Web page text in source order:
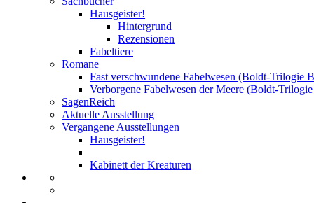
Hausgeister!
Hintergrund
Rezensionen
Fabeltiere
Romane
Fast verschwundene Fabelwesen (Boldt-Trilogie
Verborgene Fabelwesen der Meere (Boldt-
SagenReich
Aktuelle Ausstellung
Vergangene Ausstellungen
Hausgeister!
Kabinett der Kreaturen